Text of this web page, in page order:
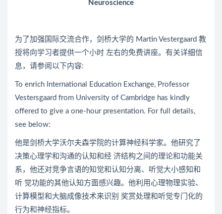
Neuroscience
为了加强国际交流合作，剑桥大学的 Martin Vestergaard 教
授将向学习者提供一个小时 左右的免费讲座。有关详细信
息，请参阅以下内容:
To enrich International Education Exchange, Professor
Vestersgaard from University of Cambridge has kindly
offered to give a one-hour presentation. For full details,
see below:
他是剑桥大学沃尔夫森学院的计算神经科学家。他研究了
决策心理学和沟通的认知和经 济结构之间的理论和功能关
系，他还对竞争言语的知觉和认知分离、听觉大小感知和
听 觉功能的其他认知方面感兴趣。他利用心理物理实验、
计算模型和大脑成像技术来识别 奖赏处理和听觉专门化的
行为和神经指标。